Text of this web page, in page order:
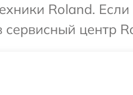
Roland. Если
центр